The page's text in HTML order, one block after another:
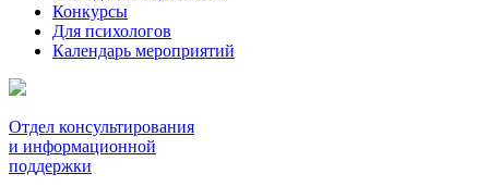
Конкурсы
Для психологов
Календарь мероприятий
Отдел консультирования
и информационной
поддержки